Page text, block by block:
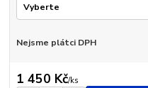
Nejsme plátci DPH
1 450 Kč/ks